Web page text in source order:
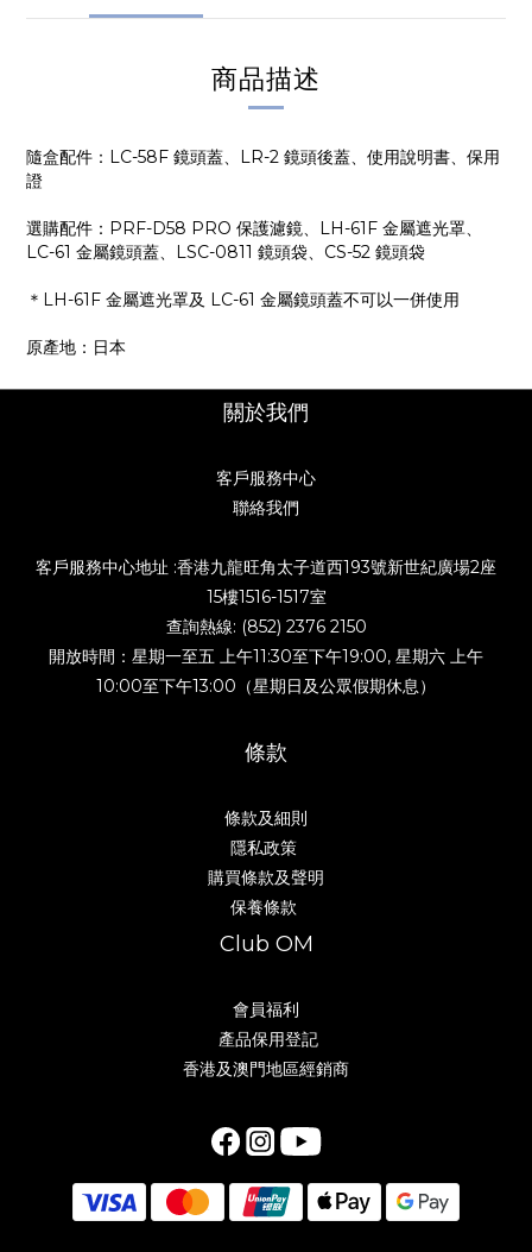
商品描述
隨盒配件：LC-58F 鏡頭蓋、LR-2 鏡頭後蓋、使用說明書、保用
證
選購配件：PRF-D58 PRO 保護濾鏡、LH-61F 金屬遮光罩、
LC-61 金屬鏡頭蓋、LSC-0811 鏡頭袋、CS-52 鏡頭袋
＊LH-61F 金屬遮光罩及 LC-61 金屬鏡頭蓋不可以一併使用
原產地：日本
關於我們
客戶服務中心
聯絡我們
客戶服務中心地址 :香港九龍旺角太子道西193號新世紀廣場2座
15樓1516-1517室
查詢熱線: (852) 2376 2150
開放時間：星期一至五 上午11:30至下午19:00, 星期六 上午
10:00至下午13:00（星期日及公眾假期休息）
條款
條款及細則
隱私政策
購買條款及聲明
保養條款
Club OM
會員福利
產品保用登記
香港及澳門地區經銷商